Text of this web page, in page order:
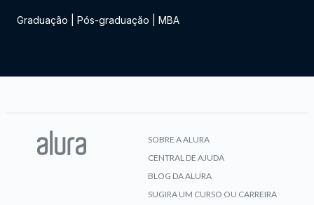
Graduação Pós-graduação MBA
SOBRE A ALURA
CENTRAL DE AJUDA
BLOG DA ALURA
SUGIRA UM CURSO OU CARREIRA